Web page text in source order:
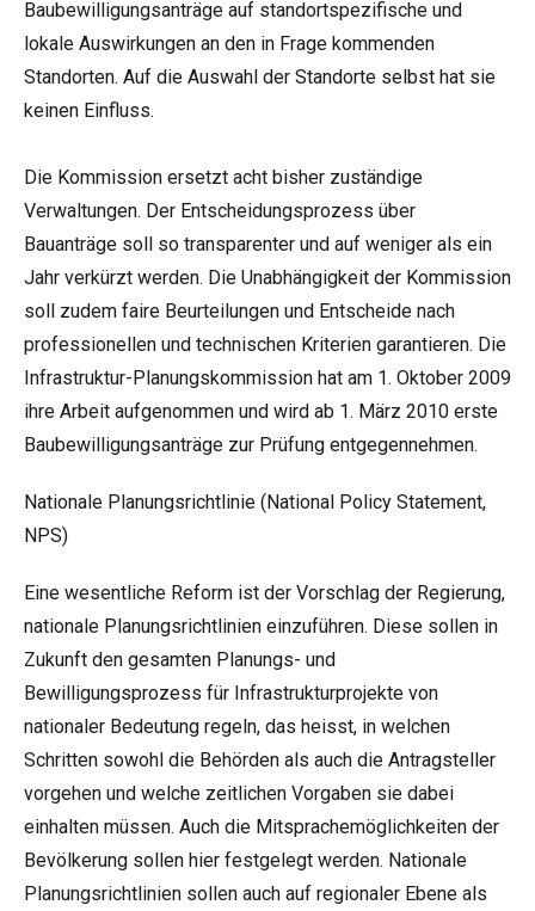
Baubewilligungsanträge auf standortspezifische und
lokale Auswirkungen an den in Frage kommenden
Standorten. Auf die Auswahl der Standorte selbst hat sie
keinen Einfluss.
Die Kommission ersetzt acht bisher zuständige
Verwaltungen. Der Entscheidungsprozess über
Bauanträge soll so transparenter und auf weniger als ein
Jahr verkürzt werden. Die Unabhängigkeit der Kommission
soll zudem faire Beurteilungen und Entscheide nach
professionellen und technischen Kriterien garantieren. Die
Infrastruktur-Planungskommission hat am 1. Oktober 2009
ihre Arbeit aufgenommen und wird ab 1. März 2010 erste
Baubewilligungsanträge zur Prüfung entgegennehmen.
Nationale Planungsrichtlinie (National Policy Statement,
NPS)
Eine wesentliche Reform ist der Vorschlag der Regierung,
nationale Planungsrichtlinien einzuführen. Diese sollen in
Zukunft den gesamten Planungs- und
Bewilligungsprozess für Infrastrukturprojekte von
nationaler Bedeutung regeln, das heisst, in welchen
Schritten sowohl die Behörden als auch die Antragsteller
vorgehen und welche zeitlichen Vorgaben sie dabei
einhalten müssen. Auch die Mitsprachemöglichkeiten der
Bevölkerung sollen hier festgelegt werden. Nationale
Planungsrichtlinien sollen auch auf regionaler Ebene als